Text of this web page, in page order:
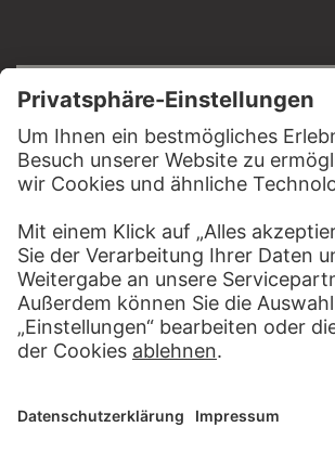
Impressum
Datenschutz
Copyright © 2026 Städel Museum
All rights reserved.
DIGITALE SAMMLUNG
Startseite
Werke
Künstler
Alben
SOCIAL MEDIA